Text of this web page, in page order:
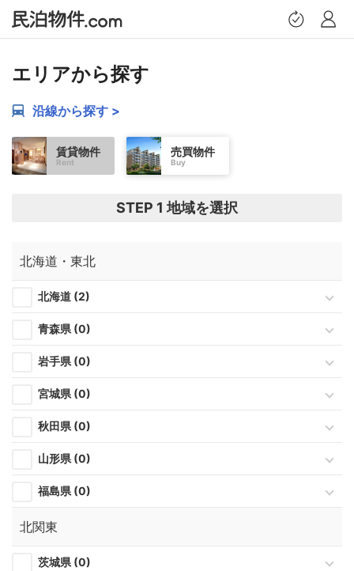
トップページ
お問い合わせ履歴
保存した検索条件
希望条件設定
プロフィール
エリアから探す
沿線から探す >
賃貸物件
Rent
売買物件
Buy
STEP 1 地域を選択
北海道・東北
北海道 (2)
青森県 (0)
岩手県 (0)
宮城県 (0)
秋田県 (0)
山形県 (0)
福島県 (0)
北関東
茨城県 (0)